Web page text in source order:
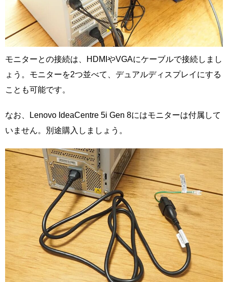
モニターとの接続は、HDMIやVGAにケーブルで接続しまし
ょう。モニターを2つ並べて、デュアルディスプレイにする
ことも可能です。
なお、Lenovo IdeaCentre 5i Gen 8にはモニターは付属して
いません。別途購入しましょう。